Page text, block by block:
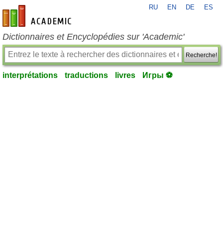
fr-academic.com
RU EN DE ES
Dictionnaires et Encyclopédies sur 'Academic'
Recherche!
interprétations traductions livres Игры ⚽